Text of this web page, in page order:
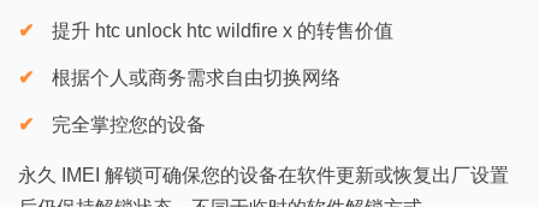
提升 htc unlock htc wildfire x 的转售价值
根据个人或商务需求自由切换网络
完全掌控您的设备
永久 IMEI 解锁可确保您的设备在软件更新或恢复出厂设置